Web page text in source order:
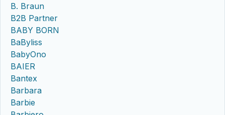
B. Braun
B2B Partner
BABY BORN
BaByliss
BabyOno
BAIER
Bantex
Barbara
Barbie